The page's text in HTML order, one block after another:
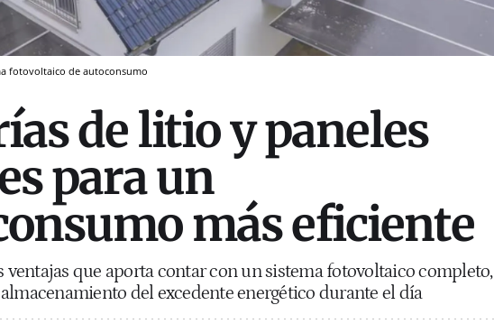
fotovoltaico de autoconsumo
de litio y paneles
para un
más eficiente
ventajas que aporta contar con un sistema fotovoltaico completo,
del excedente energético durante el día